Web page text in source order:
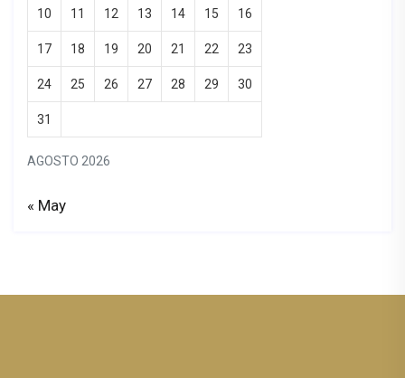
AGOSTO 2026
10 11 12 13 14 15 16
17 18 19 20 21 22 23
24 25 26 27 28 29 30
31
« May